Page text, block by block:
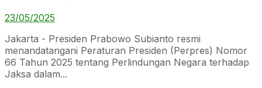
23/05/2025
Jakarta - Presiden Prabowo Subianto resmi
menandatangani Peraturan Presiden (Perpres) Nomor
66 Tahun 2025 tentang Perlindungan Negara terhadap
Jaksa dalam...